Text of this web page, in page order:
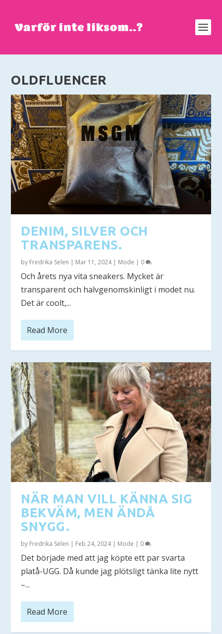
OLDFLUENCER
DENIM, SILVER OCH
TRANSPARENS.
by Fredrika Selen | Mar 11, 2024| Mode | 0
Och årets nya vita sneakers. Mycket är
transparent och halvgenomskinligt i modet nu.
Det är coolt,...
Read More
NÄR MAN VILL KÄNNA SIG
BEKVÄM, MEN ÄNDÅ
SNYGG.
by Fredrika Selen | Feb 24, 2024| Mode | 0
Det började med att jag köpte ett par svarta
platå-UGG. Då kunde jag plötsligt tänka lite nytt
–...
Read More